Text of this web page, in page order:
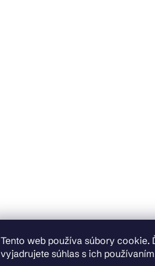
Tento web používa súbory cookie.
vyjadrujete súhlas s ich